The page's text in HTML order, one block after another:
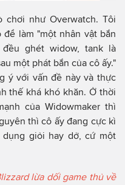
như Overwatch. Tôi
làm "một nhân vật bắn
ghét widow, tank là
một phát bắn của cô ấy."
ý với vấn đề này và thực
thế khá khó khăn. Ở thời
của Widowmaker thì
thì cô ấy đang cực kì
giỏi hay dở, cứ một
lừa dối game thủ về